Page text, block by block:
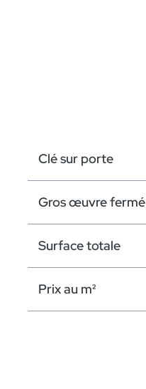
Clé sur porte
Gros œuvre fermé
Surface totale
Prix au m²